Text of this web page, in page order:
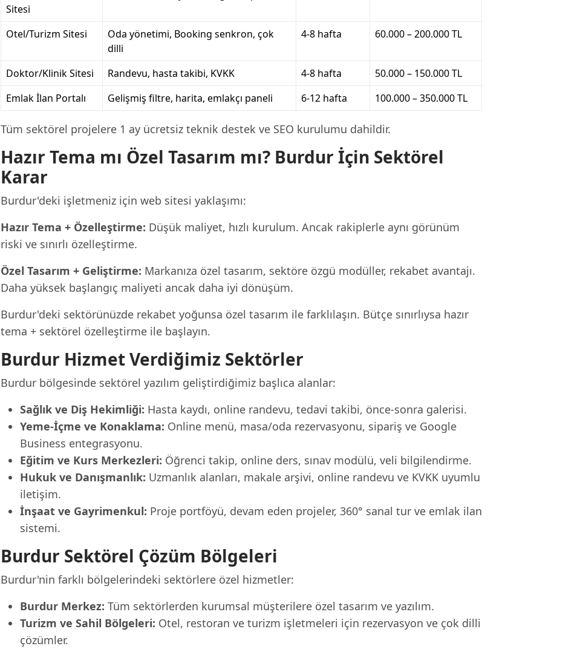
Sitesi
Otel/Turizm Sitesi
Oda yönetimi, Booking senkron, çok
dilli
4-8 hafta 60.000 – 200.000 TL
Doktor/Klinik Sitesi Randevu, hasta takibi, KVKK 4-8 hafta
50.000 – 150.000 TL
Emlak İlan Portalı
Gelişmiş filtre, harita, emlakçı paneli 6-12 hafta 100.000 – 350.000 TL
Tüm sektörel projelere 1 ay ücretsiz teknik destek ve SEO kurulumu dahildir.
Hazır Tema mı Özel Tasarım mı? Burdur İçin Sektörel
Karar
Burdur'deki işletmeniz için web sitesi yaklaşımı:
Hazır Tema + Özelleştirme: Düşük maliyet, hızlı kurulum. Ancak rakiplerle aynı görünüm
riski ve sınırlı özelleştirme.
Özel Tasarım + Geliştirme: Markanıza özel tasarım, sektöre özgü modüller, rekabet avantajı.
Daha yüksek başlangıç maliyeti ancak daha iyi dönüşüm.
Burdur'deki sektörünüzde rekabet yoğunsa özel tasarım ile farklılaşın. Bütçe sınırlıysa hazır
tema + sektörel özelleştirme ile başlayın.
Burdur Hizmet Verdiğimiz Sektörler
Burdur bölgesinde sektörel yazılım geliştirdiğimiz başlıca alanlar:
Sağlık ve Diş Hekimliği: Hasta kaydı, online randevu, tedavi takibi, önce-sonra galerisi.
Yeme-İçme ve Konaklama: Online menü, masa/oda rezervasyonu, sipariş ve Google
Business entegrasyonu.
Eğitim ve Kurs Merkezleri: Öğrenci takip, online ders, sınav modülü, veli bilgilendirme.
Hukuk ve Danışmanlık: Uzmanlık alanları, makale arşivi, online randevu ve KVKK uyumlu
iletişim.
İnşaat ve Gayrimenkul: Proje portföyü, devam eden projeler, 360° sanal tur ve emlak ilan
sistemi.
Burdur Sektörel Çözüm Bölgeleri
Burdur'nin farklı bölgelerindeki sektörlere özel hizmetler:
Burdur Merkez: Tüm sektörlerden kurumsal müşterilere özel tasarım ve yazılım.
Turizm ve Sahil Bölgeleri: Otel, restoran ve turizm işletmeleri için rezervasyon ve çok dilli
çözümler.